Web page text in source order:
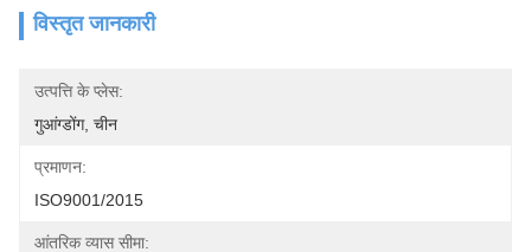
विस्तृत जानकारी
उत्पत्ति के प्लेस:
गुआंग्डोंग, चीन
प्रमाणन:
ISO9001/2015
आंतरिक व्यास सीमा: